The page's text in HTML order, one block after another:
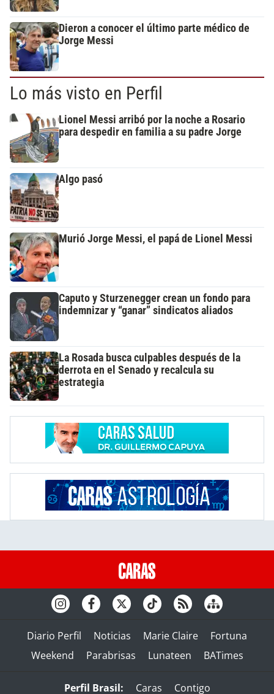
Dieron a conocer el último parte médico de
Jorge Messi
Lo más visto en Perfil
Lionel Messi arribó por la noche a Rosario
para despedir en familia a su padre Jorge
Algo pasó
Murió Jorge Messi, el papá de Lionel Messi
Caputo y Sturzenegger crean un fondo para
indemnizar y “ganar” sindicatos aliados
La Rosada busca culpables después de la
derrota en el Senado y recalcula su
estrategia
Diario Perfil Noticias Marie Claire
Fortuna
Weekend
Parabrisas Lunateen BATimes
Perfil Brasil: Caras Contigo